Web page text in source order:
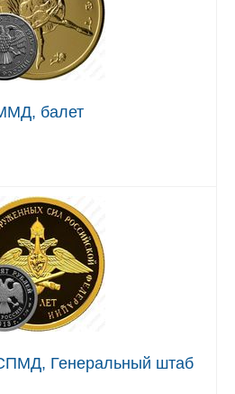
балет
Генеральный штаб